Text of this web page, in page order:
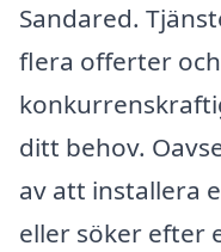
Sandared.
flera offerter
ditt behov.
av att installera
eller söker efter